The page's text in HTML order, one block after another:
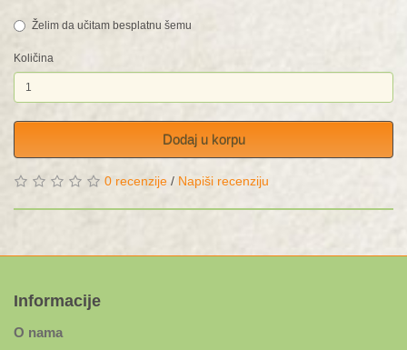
Želim da učitam besplatnu šemu
Količina
Dodaj u korpu
0 recenzije / Napiši recenziju
Informacije
O nama